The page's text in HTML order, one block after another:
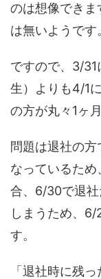
のは想像でき
は無いようです
ですので、3/
生）よりも4/1
の方が丸々1ヶ
問題は退社の
なっているた
合、6/30で退社
しまうため、
す。
「退社時に残